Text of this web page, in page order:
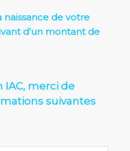
naissance de votre
d’un montant de
IAC, merci de
suivantes